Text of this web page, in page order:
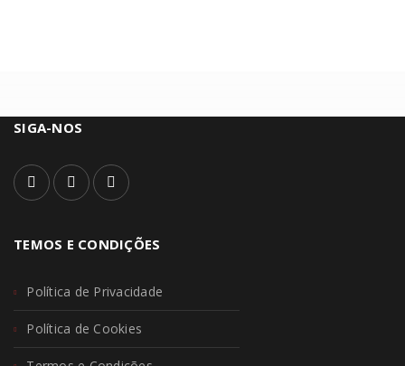
SIGA-NOS
TEMOS E CONDIÇÕES
Política de Privacidade
Política de Cookies